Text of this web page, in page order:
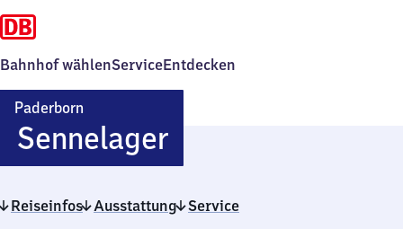
Bahnhof wählenServiceEntdecken
Paderborn
SennelagerPaderborn-
Sennelager
Reiseinfos Ausstattung Service